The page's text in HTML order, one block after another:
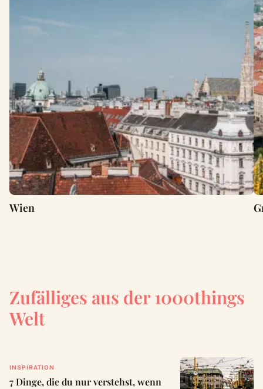
Wien
Zufälliges aus der 1000things
Welt
INSPIRATION
7 Dinge, die du nur verstehst, wenn